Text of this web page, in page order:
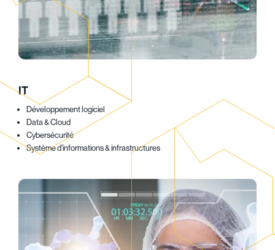
IT
Développement logiciel
Data & Cloud
Cybersécurité
Système d'informations & infrastructures